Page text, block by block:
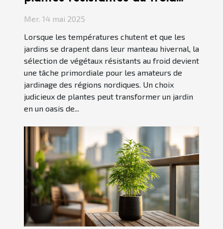
Mer. 14 mai 2025
Lorsque les températures chutent et que les
jardins se drapent dans leur manteau hivernal, la
sélection de végétaux résistants au froid devient
une tâche primordiale pour les amateurs de
jardinage des régions nordiques. Un choix
judicieux de plantes peut transformer un jardin
en un oasis de...